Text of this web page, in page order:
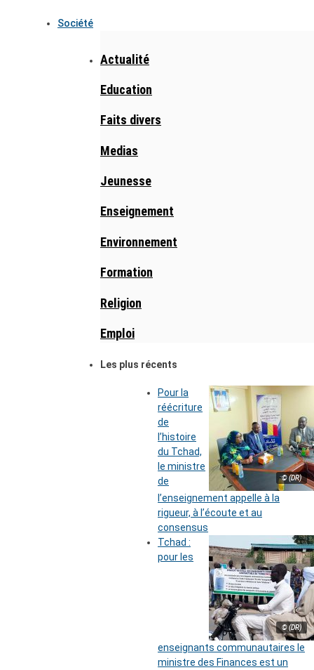
Société
Actualité
Education
Faits divers
Medias
Jeunesse
Enseignement
Environnement
Formation
Religion
Emploi
Les plus récents
© (DR)
Pour la
réécriture
de
l’histoire
du Tchad,
le ministre
de
l’enseignement appelle à la
rigueur, à l’écoute et au
consensus
© (DR)
Tchad :
pour les
enseignants communautaires le
ministre des Finances est un